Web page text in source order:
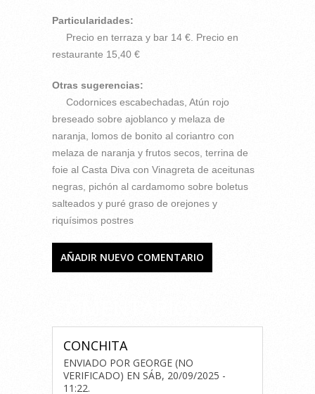
Particularidades:
Precio en terraza y bar 14 €. Precio en
restaurante 15,40 €
Otras sugerencias:
Codornices escabechadas, Atún rojo
breseado sobre ajoblanco y melaza de
naranja, lomos de bonito al coriantro con
melaza de naranja y frutos secos, terrina de
foie al Casta Diva con Vinagreta de aceitunas
negras, pichón al cardamomo sobre boletus
salteados y puré graso de orejones y
riquísimos postres
AÑADIR NUEVO COMENTARIO
CONCHITA
ENVIADO POR GEORGE (NO
VERIFICADO) EN SÁB, 20/09/2025 -
11:22.